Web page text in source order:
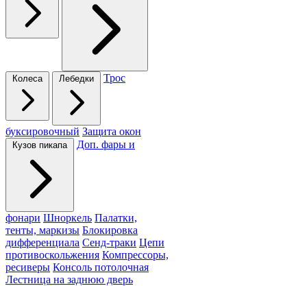
Колеса Лебедки Трос
буксировочный Защита окон
Кузов пикапа Доп. фары и
фонари Шноркель Палатки,
тенты, маркизы Блокировка
дифференциала Сенд-траки Цепи
противоскольжения Компрессоры,
ресиверы Консоль потолочная
Лестница на заднюю дверь